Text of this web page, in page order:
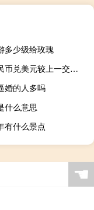
多少级给玫瑰
在岸人民币兑美元较上一交易日夜盘收盘涨39点
婚的人多吗
什么意思
有什么景点
☚